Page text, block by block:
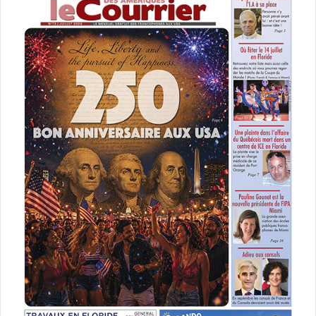
Fresques murales à Wynwood
IL Y A
DE BEAUX RESTES
ARTISTIQUES
Même si la Rubell Familly a déménagé son musée d’art
contemporain dans le quartier voisin d’Allapattah, vous
pouvez toujours aller visiter à Wynwood la Margulies
Warehouse, une autre collection privée assez